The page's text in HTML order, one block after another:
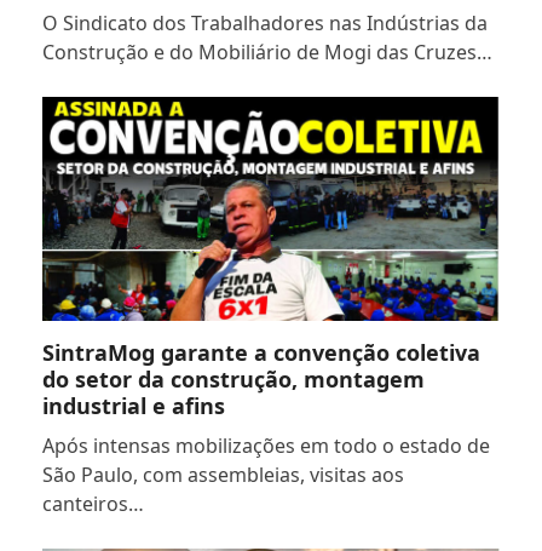
O Sindicato dos Trabalhadores nas Indústrias da
Construção e do Mobiliário de Mogi das Cruzes…
SintraMog garante a convenção coletiva
do setor da construção, montagem
industrial e afins
Após intensas mobilizações em todo o estado de
São Paulo, com assembleias, visitas aos
canteiros…